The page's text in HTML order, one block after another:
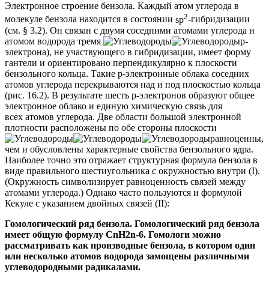
Электронное строение бензола. Каждый атом углерода в
молекуле бензола находится в состоянии sp2-гибридизации
(см. § 3.2). Он связан с двумя соседними атомами углерода и
атомом водорода тремя
р-
электрона), не участвующего в гибридизации, имеет форму
гантели и ориентировано перпендикулярно к плоскости
бензольного кольца. Такие р-электронные облака соседних
атомов углерода перекрываются над и под плоскостью кольца
(рис. 16.2). В результате шесть p-электронов образуют общее
электронное облако и единую химическую связь для
всех атомов углерода. Две области большой электронной
плотности расположены по обе стороны плоскости
равноценны,
чем и обусловлены характерные свойства бензольного ядра.
Наиболее точно это отражает структурная формула бензола в
виде правильного шестиугольника с окружностью внутри (I).
(Окружность символизирует равноценность связей между
атомами углерода.) Однако часто пользуются и формулой
Кекуле с указанием двойных связей (II):
Гомологический ряд бензола. Гомологический ряд бензола
имеет общую формулу СnН2n-6. Гомологи можно
рассматривать как производные бензола, в котором один
или несколько атомов водорода замощены различными
углеводородными радикалами.